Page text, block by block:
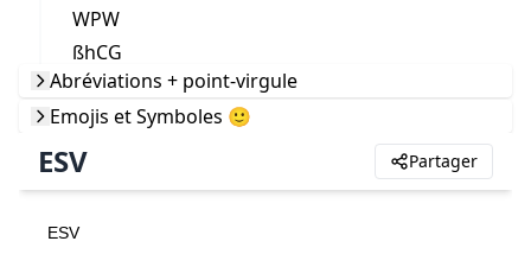
WPW
ßhCG
Abréviations + point-virgule
Emojis et Symboles 🙂
ESV Partager
ESV